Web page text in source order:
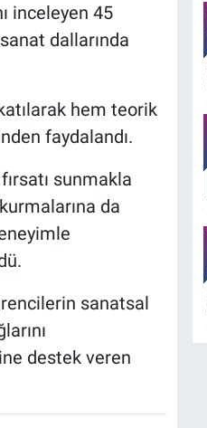
inceleyen 45
dallarında
hem teorik
faydalandı.
sunmakla
da
sanatsal
destek veren